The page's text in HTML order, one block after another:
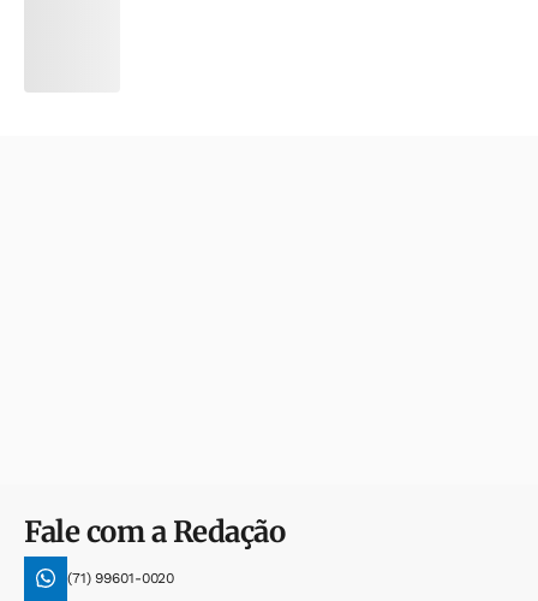
Fale com a Redação
(71) 99601-0020